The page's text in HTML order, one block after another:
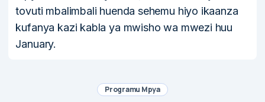
tovuti mbalimbali huenda sehemu hiyo ikaanza
kufanya kazi kabla ya mwisho wa mwezi huu
January.
Programu Mpya